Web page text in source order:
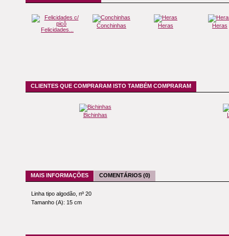
Felicidades...
Conchinhas Heras Heras
CLIENTES QUE COMPRARAM ISTO TAMBÉM COMPRARAM
Bichinhas
MAIS INFORMAÇÕES COMENTÁRIOS (0)
Linha tipo algodão, nº 20
Tamanho (A): 15 cm